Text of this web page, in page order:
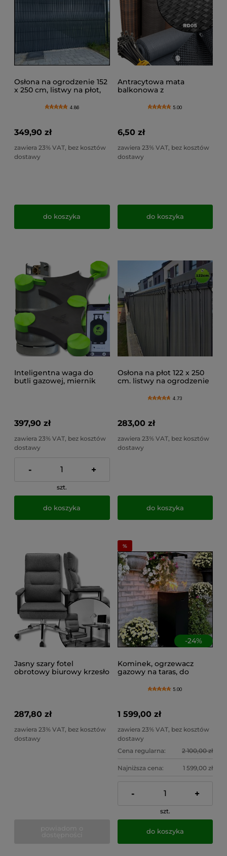
Osłona na ogrodzenie 152
x 250 cm, listwy na płot,
4.86
349,90 zł
zawiera 23% VAT, bez kosztów
dostawy
do koszyka
Antracytowa mata
balkonowa z
balustradę pod wymiar,
5.00
6,50 zł
zawiera 23% VAT, bez kosztów
dostawy
do koszyka
Inteligentna waga do
butli gazowej, miernik
397,90 zł
zawiera 23% VAT, bez kosztów
dostawy
- +
szt.
do koszyka
Osłona na płot 122 x 250
cm. listwy na ogrodzenie
ogrodzenie
4.73
283,00 zł
zawiera 23% VAT, bez kosztów
dostawy
do koszyka
Jasny szary fotel
obrotowy biurowy krzesło
287,80 zł
zawiera 23% VAT, bez kosztów
dostawy
-24%
Kominek, ogrzewacz
gazowy na taras, do
Planika, wys.149 cm
5.00
1 599,00 zł
zawiera 23% VAT, bez kosztów
dostawy
Cena regularna:
2 100,00 zł
Najniższa cena: 1 599,00 zł
- +
szt.
do koszyka